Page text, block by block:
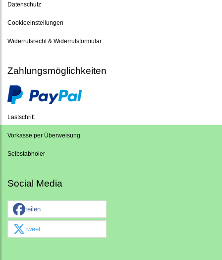
Datenschutz
Cookieeinstellungen
Widerrufsrecht & Widerrufsformular
Zahlungsmöglichkeiten
Lastschrift
Vorkasse per Überweisung
Selbstabholer
Social Media
teilen
tweet